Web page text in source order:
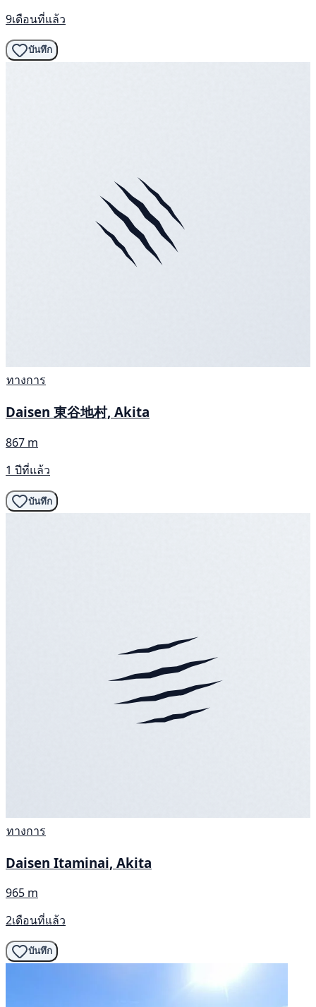
9เดือนที่แล้ว
บันทึก
ทางการ
Daisen 東谷地村, Akita
867 m
1 ปีที่แล้ว
บันทึก
ทางการ
Daisen Itaminai, Akita
965 m
2เดือนที่แล้ว
บันทึก